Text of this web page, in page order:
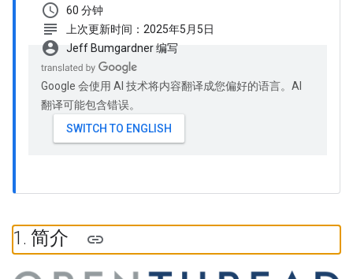
schedule 60 分钟
subject 上次更新时间：2025年5月5日
account_circle Jeff Bumgardner 编写
Google 会使用 AI 技术将内容翻译成您偏好的语言。AI
翻译可能包含错误。
1. 简介